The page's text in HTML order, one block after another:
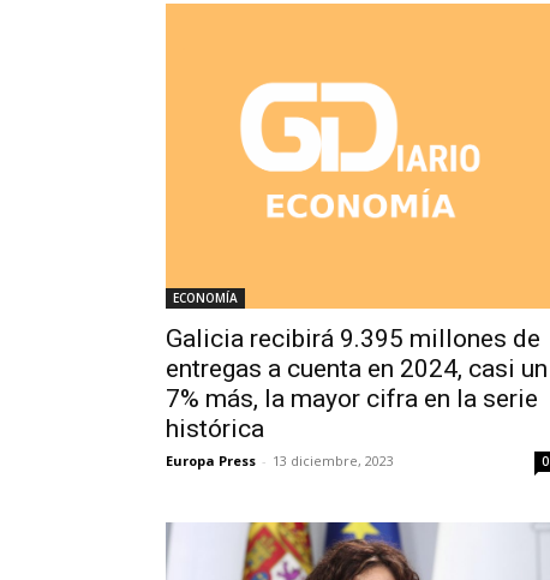
ECONOMÍA
Galicia recibirá 9.395 millones de
entregas a cuenta en 2024, casi un
7% más, la mayor cifra en la serie
histórica
Europa Press - 13 diciembre, 2023 0